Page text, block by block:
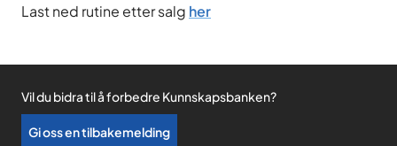
Last ned rutine etter salg her
Vil du bidra til å forbedre Kunnskapsbanken?
Gi oss en tilbakemelding